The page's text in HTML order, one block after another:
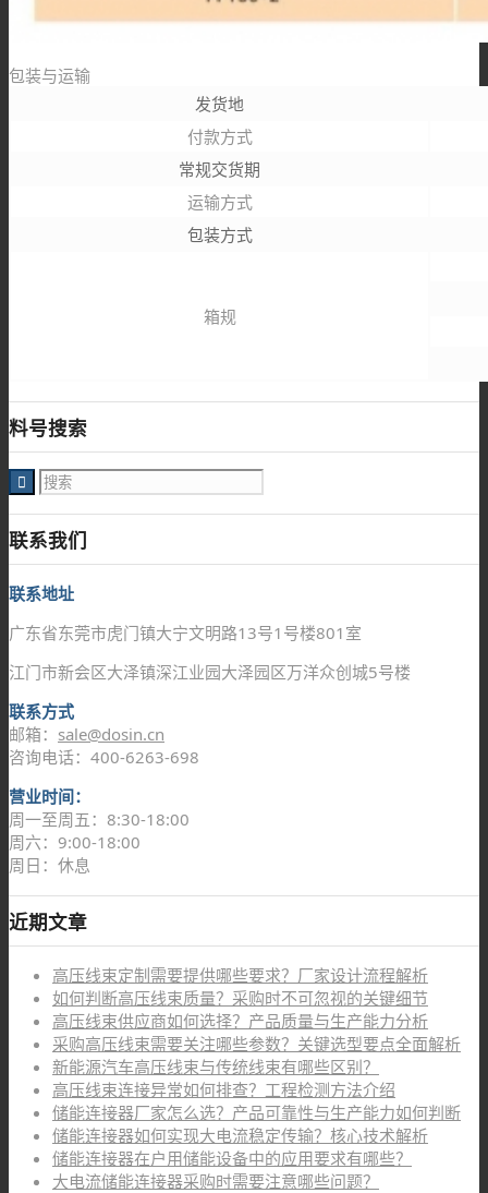
包装与运输
发货地
付款方式
常规交货期
运输方式
包装方式
箱规
料号搜索
联系我们
联系地址
广东省东莞市虎门镇大宁文明路13号1号楼801室
江门市新会区大泽镇深江业园大泽园区万洋众创城5号楼
联系方式
邮箱： sale@dosin.cn
咨询电话：400-6263-698
营业时间：
周一至周五：8:30-18:00
周六：9:00-18:00
周日：休息
近期文章
高压线束定制需要提供哪些要求？厂家设计流程解析
如何判断高压线束质量？采购时不可忽视的关键细节
高压线束供应商如何选择？产品质量与生产能力分析
采购高压线束需要关注哪些参数？关键选型要点全面解析
新能源汽车高压线束与传统线束有哪些区别？
高压线束连接异常如何排查？工程检测方法介绍
储能连接器厂家怎么选？产品可靠性与生产能力如何判断
储能连接器如何实现大电流稳定传输？核心技术解析
储能连接器在户用储能设备中的应用要求有哪些？
大电流储能连接器采购时需要注意哪些问题？